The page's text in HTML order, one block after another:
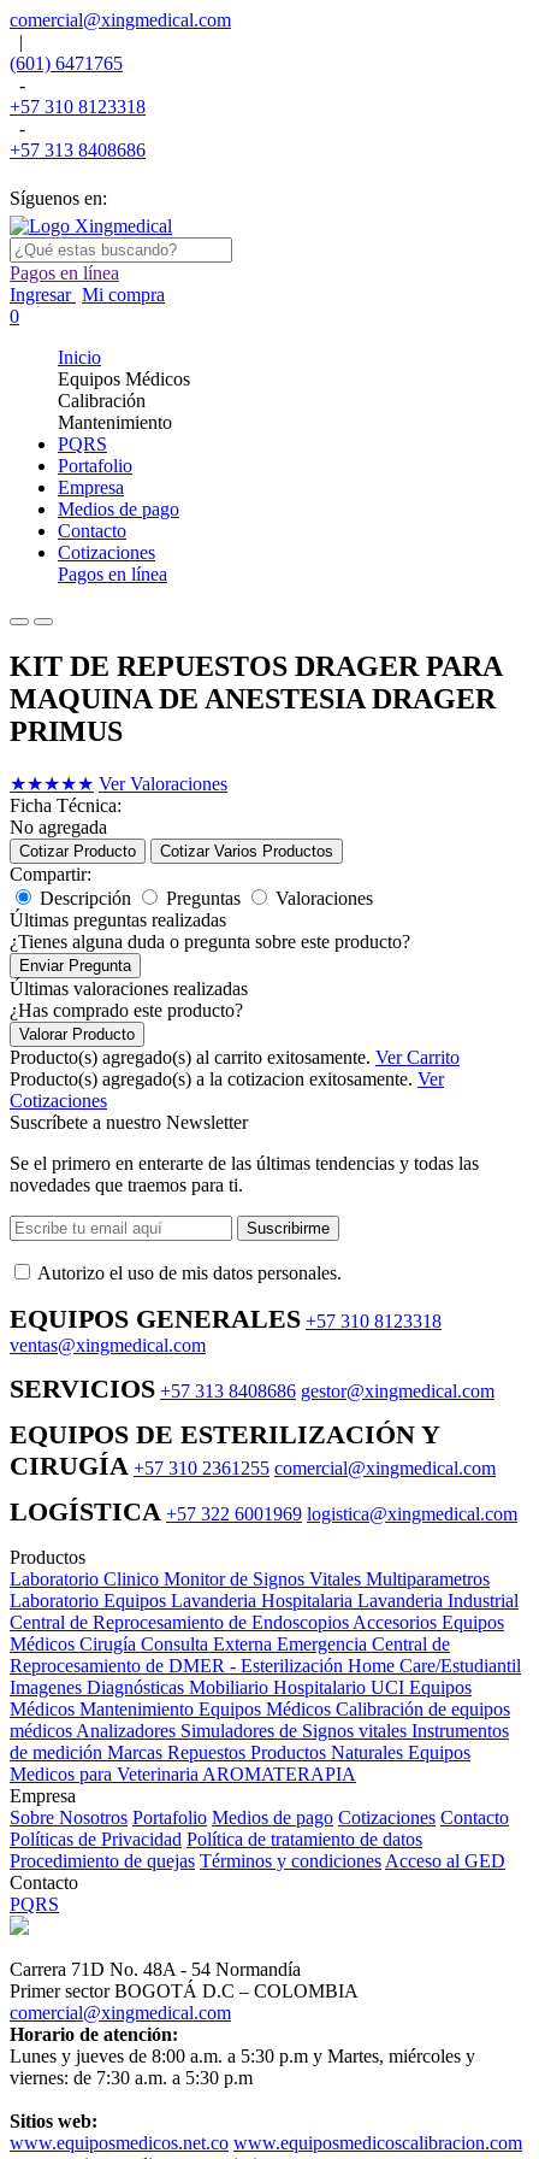
comercial@xingmedical.com
|
(601) 6471765
-
+57 310 8123318
-
+57 313 8408686
Síguenos en:
Pagos en línea
Ingresar Mi compra
0
Inicio
Equipos Médicos
Calibración
Mantenimiento
PQRS
Portafolio
Empresa
Medios de pago
Contacto
Cotizaciones
Pagos en línea
KIT DE REPUESTOS DRAGER PARA
MAQUINA DE ANESTESIA DRAGER
PRIMUS
★★★★★ Ver Valoraciones
Ficha Técnica:
No agregada
Cotizar Producto Cotizar Varios Productos
Compartir:
Descripción
Preguntas
Valoraciones
Últimas preguntas realizadas
¿Tienes alguna duda o pregunta sobre este producto?
Enviar Pregunta
Últimas valoraciones realizadas
¿Has comprado este producto?
Valorar Producto
Producto(s) agregado(s) al carrito exitosamente. Ver Carrito
Producto(s) agregado(s) a la cotizacion exitosamente. Ver
Cotizaciones
Suscríbete a nuestro Newsletter
Se el primero en enterarte de las últimas tendencias y todas las
novedades que traemos para ti.
Suscribirme
Autorizo ​​el uso de mis datos personales.
EQUIPOS GENERALES +57 310 8123318
ventas@xingmedical.com
SERVICIOS +57 313 8408686 gestor@xingmedical.com
EQUIPOS DE ESTERILIZACIÓN Y
CIRUGÍA +57 310 2361255 comercial@xingmedical.com
LOGÍSTICA +57 322 6001969 logistica@xingmedical.com
Productos
Laboratorio Clinico Monitor de Signos Vitales Multiparametros
Laboratorio Equipos Lavanderia Hospitalaria Lavanderia Industrial
Central de Reprocesamiento de Endoscopios Accesorios Equipos
Médicos Cirugía Consulta Externa Emergencia Central de
Reprocesamiento de DMER - Esterilización Home Care/Estudiantil
Imagenes Diagnósticas Mobiliario Hospitalario UCI Equipos
Médicos Mantenimiento Equipos Médicos Calibración de equipos
médicos Analizadores Simuladores de Signos vitales Instrumentos
de medición Marcas Repuestos Productos Naturales Equipos
Medicos para Veterinaria AROMATERAPIA
Empresa
Sobre Nosotros Portafolio Medios de pago Cotizaciones Contacto
Políticas de Privacidad Política de tratamiento de datos
Procedimiento de quejas Términos y condiciones Acceso al GED
Contacto
PQRS
Carrera 71D No. 48A - 54 Normandía
Primer sector BOGOTÁ D.C – COLOMBIA
comercial@xingmedical.com
Horario de atención:
Lunes y jueves de 8:00 a.m. a 5:30 p.m y Martes, miércoles y
viernes: de 7:30 a.m. a 5:30 p.m
Sitios web:
www.equiposmedicos.net.co www.equiposmedicoscalibracion.com